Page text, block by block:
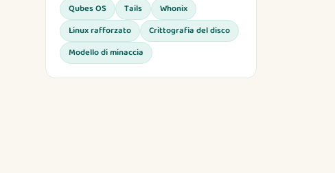
Qubes OS Tails
Whonix
Linux rafforzato
Crittografia del disco
Modello di minaccia